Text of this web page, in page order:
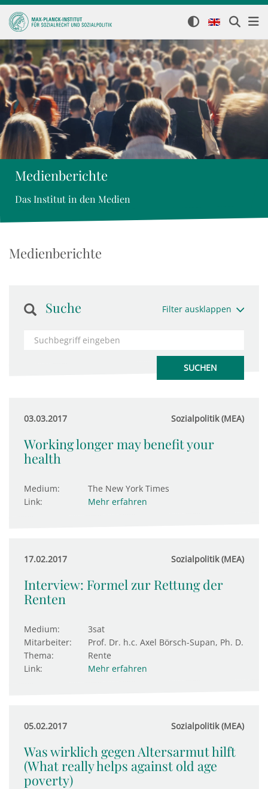
Medienberichte
Das Institut in den Medien
Medienberichte
Suche Filter ausklappen
03.03.2017 Sozialpolitik (MEA)
Working longer may benefit your
health
Medium:
The New York Times
Link:
Mehr erfahren
17.02.2017 Sozialpolitik (MEA)
Interview: Formel zur Rettung der
Renten
Medium:
3sat
Mitarbeiter:
Prof. Dr. h.c. Axel Börsch-Supan, Ph. D.
Thema:
Rente
Link:
Mehr erfahren
05.02.2017 Sozialpolitik (MEA)
Was wirklich gegen Altersarmut hilft
(What really helps against old age
poverty)